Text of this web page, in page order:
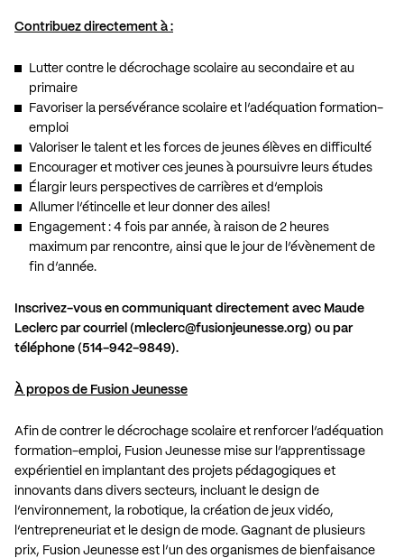
Contribuez directement à :
Lutter contre le décrochage scolaire au secondaire et au
primaire
Favoriser la persévérance scolaire et l’adéquation formation-
emploi
Valoriser le talent et les forces de jeunes élèves en difficulté
Encourager et motiver ces jeunes à poursuivre leurs études
Élargir leurs perspectives de carrières et d’emplois
Allumer l’étincelle et leur donner des ailes!
Engagement : 4 fois par année, à raison de 2 heures
maximum par rencontre, ainsi que le jour de l’évènement de
fin d’année.
Inscrivez-vous en communiquant directement avec Maude
Leclerc par courriel (mleclerc@fusionjeunesse.org) ou par
téléphone (514-942-9849).
À propos de Fusion Jeunesse
Afin de contrer le décrochage scolaire et renforcer l’adéquation
formation-emploi, Fusion Jeunesse mise sur l’apprentissage
expérientiel en implantant des projets pédagogiques et
innovants dans divers secteurs, incluant le design de
l’environnement, la robotique, la création de jeux vidéo,
l’entrepreneuriat et le design de mode. Gagnant de plusieurs
prix, Fusion Jeunesse est l’un des organismes de bienfaisance